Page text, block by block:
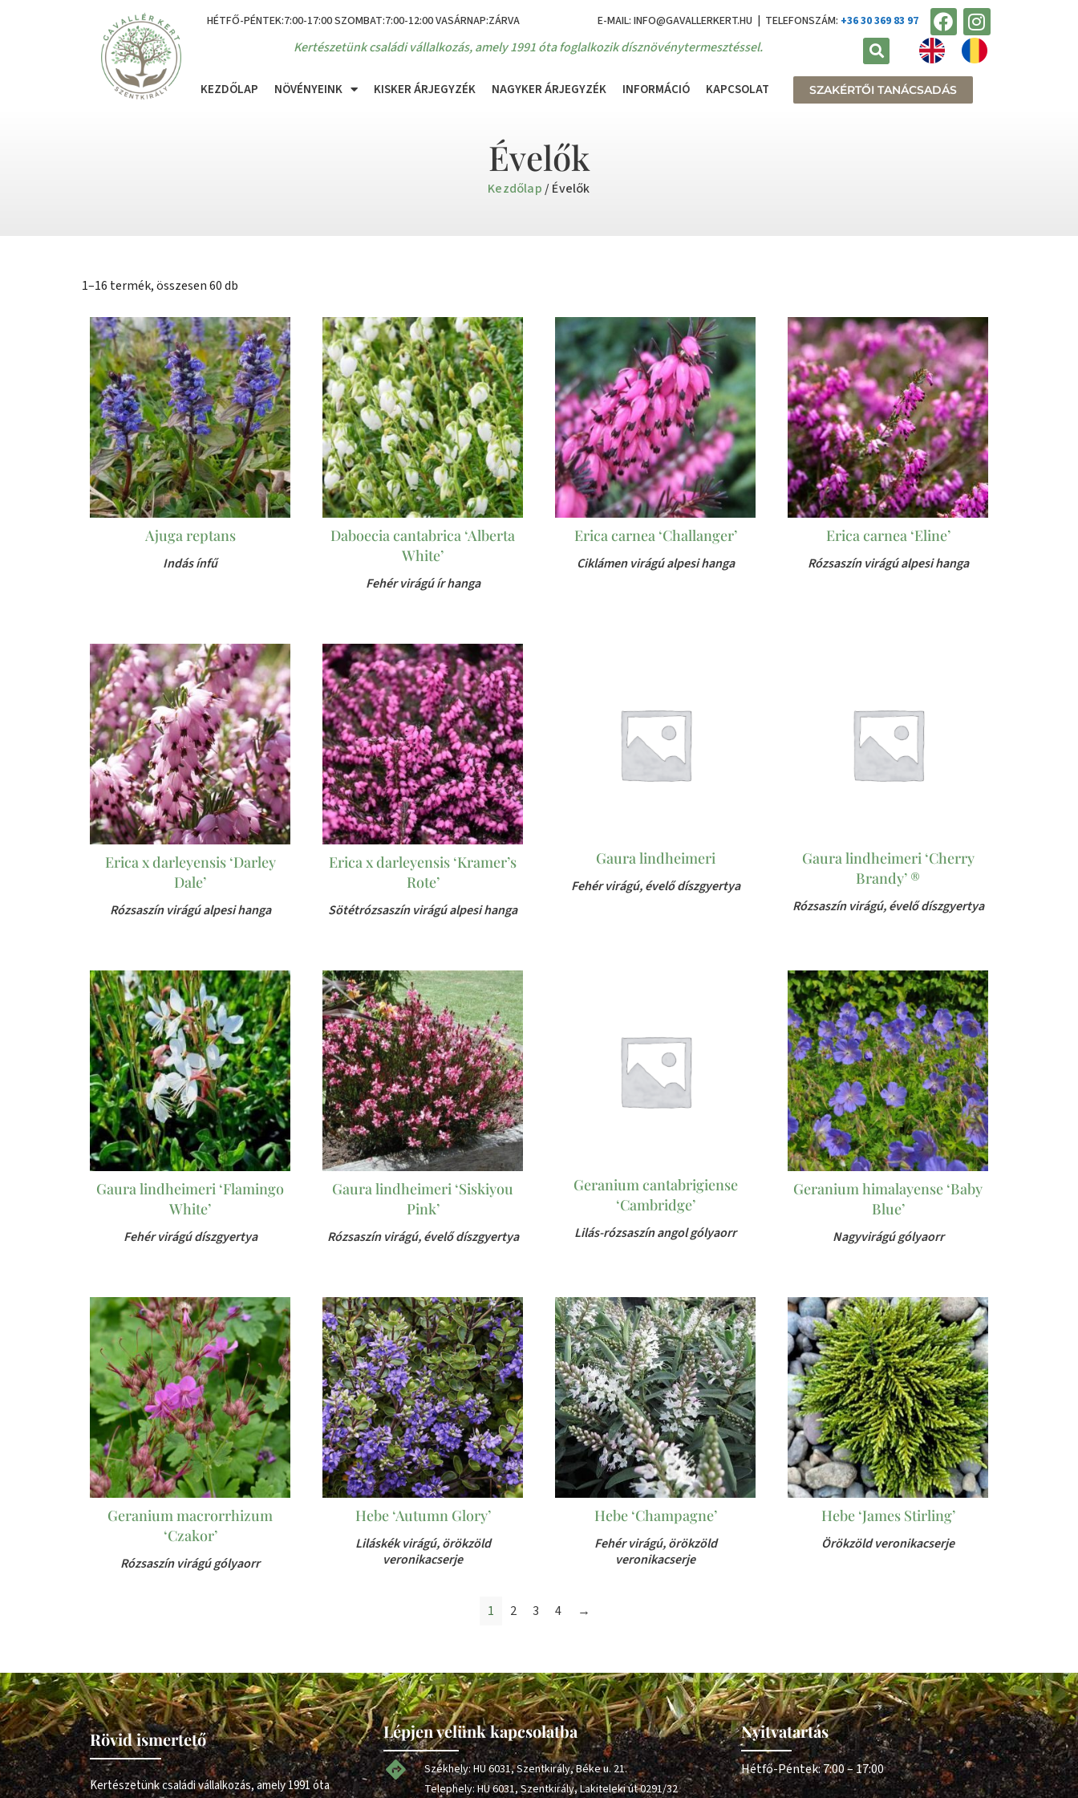
HÉTFŐ-PÉNTEK:7:00-17:00 SZOMBAT:7:00-12:00 VASÁRNAP:ZÁRVA E-MAIL: INFO@GAVALLERKERT.HU | TELEFONSZÁM: +36 30 369 83 97
Kertészetünk családi vállalkozás, amely 1991 óta foglalkozik dísznövénytermesztéssel.
KEZDŐLAP NÖVÉNYEINK KISKER ÁRJEGYZÉK NAGYKER ÁRJEGYZÉK INFORMÁCIÓ KAPCSOLAT SZAKÉRTŐI TANÁCSADÁS
Évelők
Kezdőlap/ Évelők
1–16 termék, összesen 60 db
Ajuga reptans
Indás ínfű
Daboecia cantabrica ‘Alberta
White’
Fehér virágú ír hanga
Erica carnea ‘Challanger’
Ciklámen virágú alpesi hanga
Erica carnea ‘Eline’
Rózsaszín virágú alpesi hanga
Erica x darleyensis ‘Darley
Dale’
Rózsaszín virágú alpesi hanga
Erica x darleyensis ‘Kramer’s
Rote’
Sötétrózsaszín virágú alpesi hanga
Gaura lindheimeri
Fehér virágú, évelő díszgyertya
Gaura lindheimeri ‘Cherry
Brandy’ ®
Rózsaszín virágú, évelő díszgyertya
Gaura lindheimeri ‘Flamingo
White’
Fehér virágú díszgyertya
Gaura lindheimeri ‘Siskiyou
Pink’
Rózsaszín virágú, évelő díszgyertya
Geranium cantabrigiense
‘Cambridge’
Lilás-rózsaszín angol gólyaorr
Geranium himalayense ‘Baby
Blue’
Nagyvirágú gólyaorr
Geranium macrorrhizum
‘Czakor’
Rózsaszín virágú gólyaorr
Hebe ‘Autumn Glory’
Liláskék virágú, örökzöld
veronikacserje
Hebe ‘Champagne’
Fehér virágú, örökzöld
veronikacserje
Hebe ‘James Stirling’
Örökzöld veronikacserje
1 2 3 4 →
Rövid ismertető
Kertészetünk családi vállalkozás, amely 1991 óta
Lépjen velünk kapcsolatba
Székhely: HU 6031, Szentkirály, Béke u. 21.
Telephely: HU 6031, Szentkirály, Lakiteleki út 0291/32
Nyitvatartás
Hétfő-Péntek: 7:00 – 17:00